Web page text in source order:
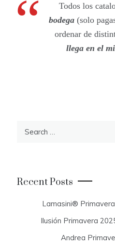
Todos los
bodega (solo
ordenar de
llega en el
r
:
Recent Posts
Lamasini®
Ilusión Primavera
Andrea